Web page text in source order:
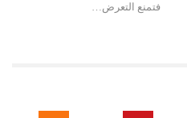
فتمنع التعرض…